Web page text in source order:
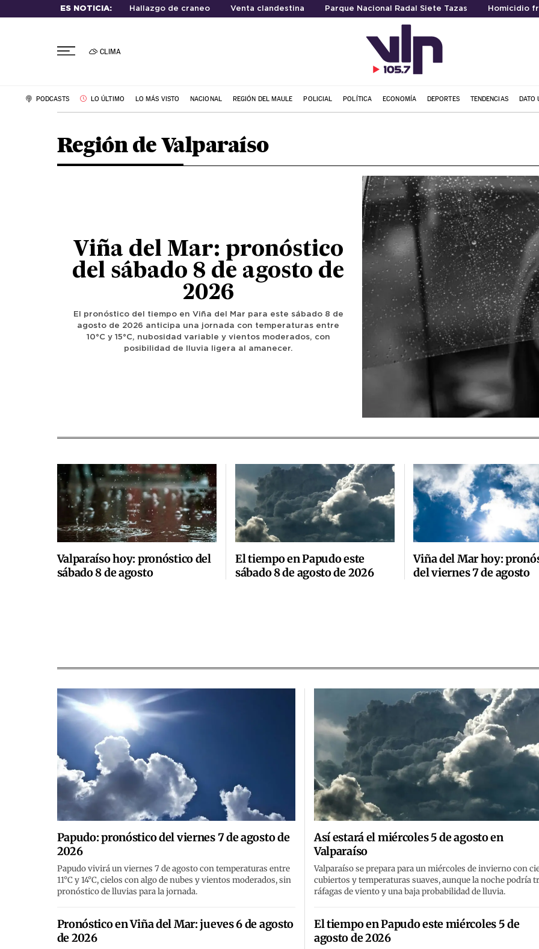
ES NOTICIA: Hallazgo de craneo Venta clandestina Parque Nacional Radal Siete Tazas Homicidio
CLIMA
PODCASTS LO ÚLTIMO LO MÁS VISTO NACIONAL REGIÓN DEL MAULE POLICIAL POLÍTICA ECONOMÍA DEPORTES TENDENCIAS DATO
Región de Valparaíso
Viña del Mar: pronóstico
del sábado 8 de agosto de
2026
El pronóstico del tiempo en Viña del Mar para este sábado 8 de
agosto de 2026 anticipa una jornada con temperaturas entre
10°C y 15°C, nubosidad variable y vientos moderados, con
posibilidad de lluvia ligera al amanecer.
Valparaíso hoy: pronóstico del
sábado 8 de agosto
El tiempo en Papudo este
sábado 8 de agosto de 2026
Viña del Mar hoy:
del viernes 7 de agosto
Papudo: pronóstico del viernes 7 de agosto de
2026
Papudo vivirá un viernes 7 de agosto con temperaturas entre
11°C y 14°C, cielos con algo de nubes y vientos moderados, sin
pronóstico de lluvias para la jornada.
Pronóstico en Viña del Mar: jueves 6 de agosto
de 2026
Así estará el miércoles 5 de agosto en
Valparaíso
Valparaíso se prepara para un miércoles de invierno con
cubiertos y temperaturas suaves, aunque la noche podría
ráfagas de viento y una baja probabilidad de lluvia.
El tiempo en Papudo este miércoles 5 de
agosto de 2026